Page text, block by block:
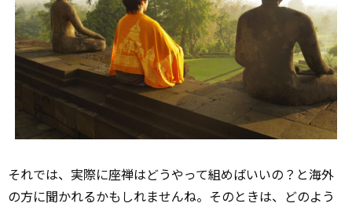
それでは、実際に座禅はどうやって組めばいいの？と海外
の方に聞かれるかもしれませんね。そのときは、どのよう